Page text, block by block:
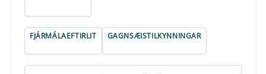
FJÁRMÁLAEFTIRLIT GAGNSÆISTILKYNNINGAR